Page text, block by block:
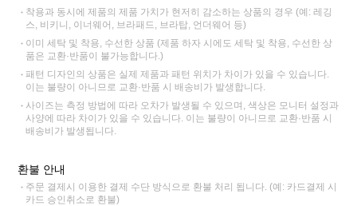
착용과 동시에 제품의 제품 가치가 현저히 감소하는 상품의 경우 (예: 레깅
스, 비키니, 이너웨어, 브라패드, 브라탑, 언더웨어 등)
이미 세탁 및 착용, 수선한 상품 (제품 하자 시에도 세탁 및 착용, 수선한 상
품은 교환·반품이 불가능합니다.)
패턴 디자인의 상품은 실제 제품과 패턴 위치가 차이가 있을 수 있습니다.
이는 불량이 아니므로 교환·반품 시 배송비가 발생합니다.
사이즈는 측정 방법에 따라 오차가 발생될 수 있으며, 색상은 모니터 설정과
사양에 따라 차이가 있을 수 있습니다. 이는 불량이 아니므로 교환·반품 시
배송비가 발생됩니다.
환불 안내
주문 결제시 이용한 결제 수단 방식으로 환불 처리 됩니다. (예: 카드결제 시
카드 승인취소로 환불)